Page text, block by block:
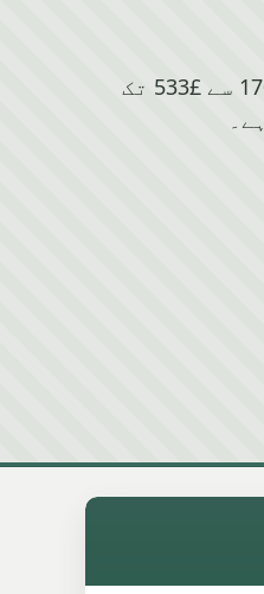
Honda کے لیے Ramsbottom میں سکریپ ویلیو £170 سے £533 تک